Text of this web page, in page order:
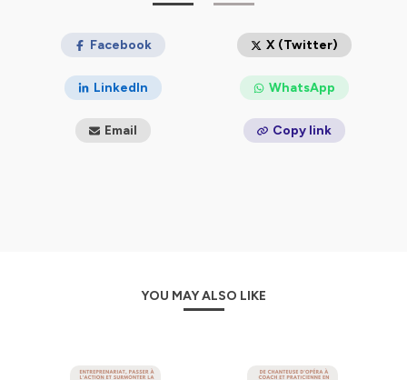
Facebook X (Twitter)
LinkedIn WhatsApp
Email Copy link
YOU MAY ALSO LIKE